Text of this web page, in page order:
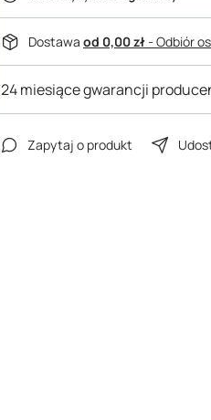
Dostawa od 0,00 zł- Odbiór
24 miesiące gwarancji
Zapytaj o produkt